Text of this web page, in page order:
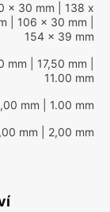
x 30 mm | 138 x
| 106 x 30 mm
154 x 39 mm
mm | 17,50 mm
11.00 mm
mm | 1.00 mm
mm | 2,00 mm